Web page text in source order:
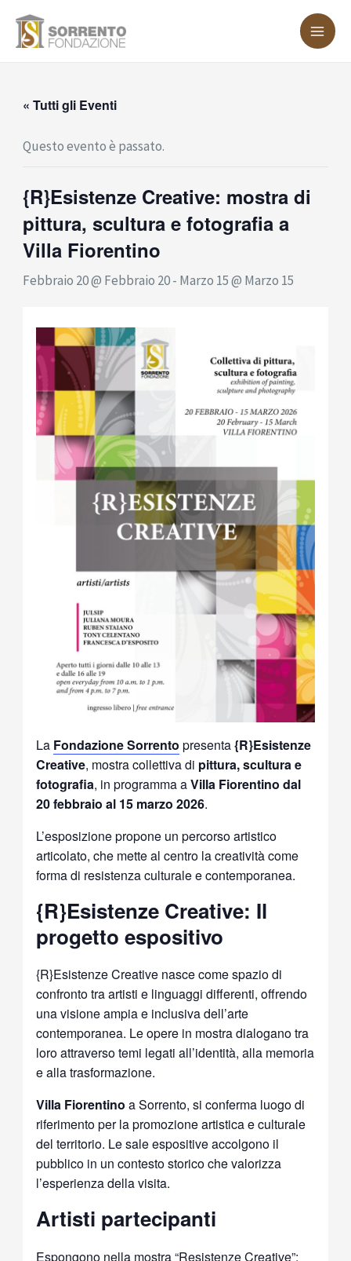
« Tutti gli Eventi
Questo evento è passato.
{R}Esistenze Creative: mostra di
pittura, scultura e fotografia a
Villa Fiorentino
Febbraio 20 @ Febbraio 20- Marzo 15 @ Marzo 15
La Fondazione Sorrento presenta{R}Esistenze
Creative, mostra collettiva di pittura, scultura e
fotografia, in programma aVilla Fiorentino dal
20 febbraio al 15 marzo 2026.
L’esposizione propone un percorso artistico
articolato, che mette al centro la creatività come
forma di resistenza culturale e contemporanea.
{R}Esistenze Creative: Il
progetto espositivo
{R}Esistenze Creative nasce come spazio di
confronto tra artisti e linguaggi differenti, offrendo
una visione ampia e inclusiva dell’arte
contemporanea. Le opere in mostra dialogano tra
loro attraverso temi legati all’identità, alla memoria
e alla trasformazione.
Villa Fiorentino a Sorrento, si conferma luogo di
riferimento per la promozione artistica e culturale
del territorio. Le sale espositive accolgono il
pubblico in un contesto storico che valorizza
l’esperienza della visita.
Artisti partecipanti
Espongono nella mostra “Resistenze Creative”: